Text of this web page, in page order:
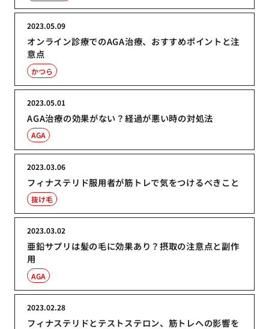
オンライン診療でのAGA治療、おすすめポイントと注
意点
2023.05.09
かつら
AGA治療の効果がない？経過が悪い時の対処法
2023.05.01
AGA
フィナステリド服用者が筋トレで気をつけるべきこと
2023.03.06
抜け毛
亜鉛サプリは髪の毛に効果あり？摂取の注意点と副作
用
2023.03.02
AGA
フィナステリドとテストステロン、筋トレへの影響を
2023.02.28